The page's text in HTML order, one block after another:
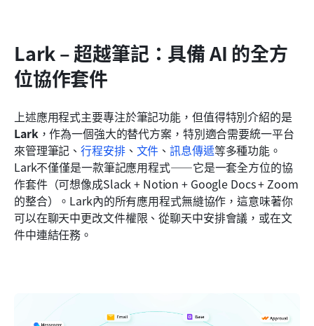
Lark – 超越筆記：具備 AI 的全方
位協作套件
上述應用程式主要專注於筆記功能，但值得特別介紹的是
Lark，作為一個強大的替代方案，特別適合需要統一平台
來管理筆記、行程安排、 文件 、訊息傳遞等多種功能。
Lark不僅僅是一款筆記應用程式——它是一套全方位的協
作套件（可想像成Slack + Notion + Google Docs + Zoom
的整合）。Lark內的所有應用程式無縫協作，這意味著你
可以在聊天中更改文件權限、從聊天中安排會議，或在文
件中連結任務。